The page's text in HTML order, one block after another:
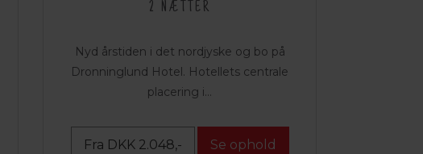
2 NÆTTER
Nyd årstiden i det nordjyske og bo på
Dronninglund Hotel. Hotellets centrale
placering i...
Fra DKK 2.048,- Se ophold